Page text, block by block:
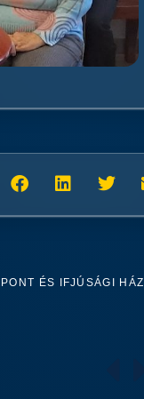
ÉS IFJÚSÁGI HÁZ